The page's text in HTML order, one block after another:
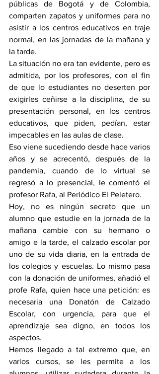
públicas de Bogotá y de Colombia,
comparten zapatos y uniformes para no
asistir a los centros educativos en traje
normal, en las jornadas de la mañana y
la tarde.
La situación no era tan evidente, pero es
admitida, por los profesores, con el fin
de que lo estudiantes no deserten por
exigirles ceñirse a la disciplina, de su
presentación personal, en los centros
educativos, que piden, pedían, estar
impecables en las aulas de clase.
Eso viene sucediendo desde hace varios
años y se acrecentó, después de la
pandemia, cuando de lo virtual se
regresó a lo presencial, le comentó el
profesor Rafa, al Periódico El Peletero.
Hoy, no es ningún secreto que un
alumno que estudie en la jornada de la
mañana cambie con su hermano o
amigo e la tarde, el calzado escolar por
uno de su vida diaria, en la entrada de
los colegios y escuelas. Lo mismo pasa
con la donación de uniformes, añadió el
profe Rafa, quien hace una petición: es
necesaria una Donatón de Calzado
Escolar, con urgencia, para que el
aprendizaje sea digno, en todos los
aspectos.
Hemos llegado a tal extremo que, en
varios cursos, se les permite a los